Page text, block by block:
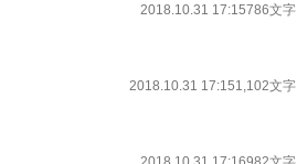
2018.10.31 17:15786文字
2018.10.31 17:151,102文字